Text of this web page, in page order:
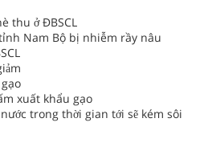
thu ở ĐBSCL
Nam Bộ bị nhiễm rầy nâu
xuất khẩu gạo
trong thời gian tới sẽ kém sôi